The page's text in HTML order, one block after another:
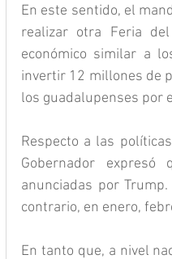
En este sentido, el
realizar otra Feria
económico similar a
invertir 12 millones de
los guadalupenses por
Respecto a las
Gobernador
anunciadas por
contrario, en enero,
En tanto que, a nivel